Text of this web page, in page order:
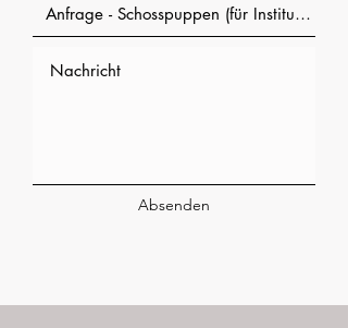
Absenden